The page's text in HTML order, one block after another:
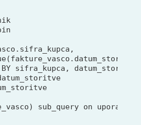
sifra_kupca, datum_storitve